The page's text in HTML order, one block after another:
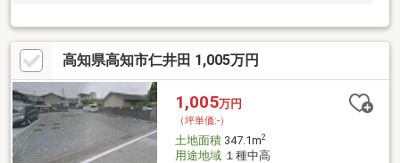
高知県高知市仁井田 1,005万円
1,005万円
（坪単価:-）
土地面積347.1m2
用途地域１種中高